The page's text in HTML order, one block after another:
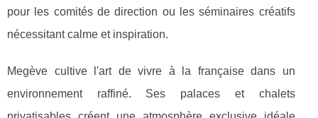
pour les comités de direction ou les séminaires créatifs
nécessitant calme et inspiration.
Megève cultive l'art de vivre à la française dans un
environnement raffiné. Ses palaces et chalets